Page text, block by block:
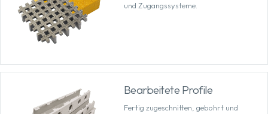
und Zugangssysteme.
Bearbeitete Profile
Fertig zugeschnitten, gebohrt und